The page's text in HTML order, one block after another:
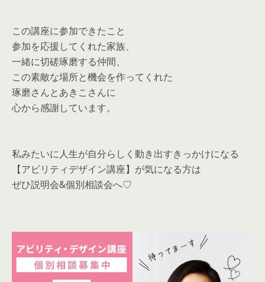
この講座に参加できたこと
参加を応援してくれた家族、
一緒に切磋琢磨する仲間、
この素敵な場所と機会を作ってくれた
琢磨さんとあきこさんに
心から感謝しています。
私みたいに人生が自分らしく動き出すきっかけになる
【アビリティデザイン講座】が気になる方は
ぜひ説明会&個別相談会へ♡